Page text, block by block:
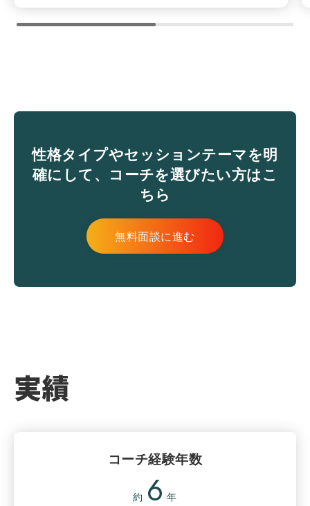
性格タイプやセッションテーマを明
確にして、コーチを選びたい方はこ
ちら
無料面談に進む
実績
コーチ経験年数
約 6 年